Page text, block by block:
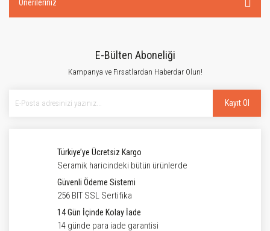
Önerileriniz
E-Bülten Aboneliği
Kampanya ve Fırsatlardan Haberdar Olun!
Kayıt Ol
Türkiye’ye Ücretsiz Kargo
Seramik haricindeki bütün ürünlerde
Güvenli Ödeme Sistemi
256 BIT SSL Sertifika
14 Gün İçinde Kolay İade
14 günde para iade garantisi